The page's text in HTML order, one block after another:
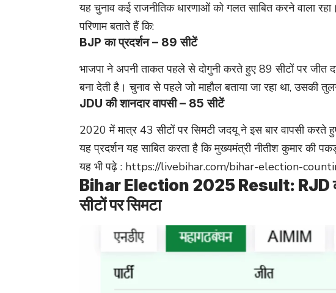
यह चुनाव कई राजनीतिक धारणाओं को गलत साबित करने वाला रहा।
परिणाम बताते हैं कि:
BJP का प्रदर्शन – 89 सीटें
भाजपा ने अपनी ताकत पहले से दोगुनी करते हुए 89 सीटों पर जीत
बना देती है। चुनाव से पहले जो माहौल बताया जा रहा था, उसकी
JDU की शानदार वापसी – 85 सीटें
2020 में मात्र 43 सीटों पर सिमटी जदयू ने इस बार वापसी करते
यह प्रदर्शन यह साबित करता है कि मुख्यमंत्री नीतीश कुमार की
यह भी पढ़े : https://livebihar.com/bihar-election-
Bihar Election 2025 Result: RJD को
सीटों पर सिमटा